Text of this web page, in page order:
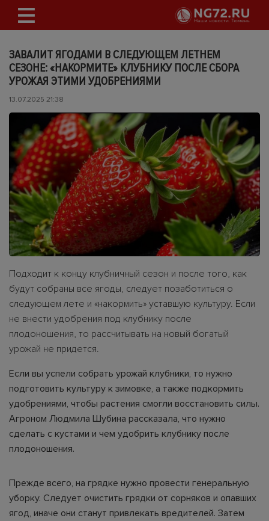
ЗАВАЛИТ ЯГОДАМИ В СЛЕДУЮЩЕМ ЛЕТНЕМ
СЕЗОНЕ: «НАКОРМИТЕ» КЛУБНИКУ ПОСЛЕ СБОРА
УРОЖАЯ ЭТИМИ УДОБРЕНИЯМИ
13.07.2025 21:38
Подходит к концу клубничный сезон и после того, как
будут собраны все ягоды, следует позаботиться о
следующем лете и «накормить» уставшую культуру. Если
не внести удобрения под клубнику после
плодоношения, то рассчитывать на новый богатый
урожай не придется.
Если вы успели собрать урожай клубники, то нужно
подготовить культуру к зимовке, а также подкормить
удобрениями, чтобы растения смогли восстановить силы.
Агроном Людмила Шубина рассказала, что нужно
сделать с кустами и чем удобрить клубнику после
плодоношения.
Прежде всего, на грядке нужно провести генеральную
уборку. Следует очистить грядки от сорняков и опавших
ягод, иначе они станут привлекать вредителей. Затем